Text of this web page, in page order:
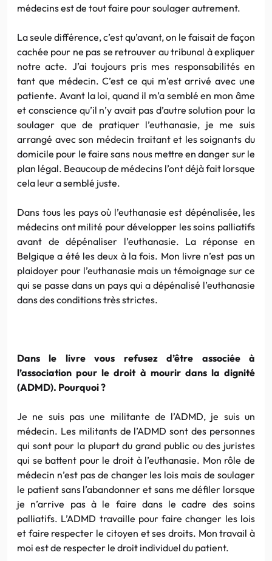
médecins est de tout faire pour soulager autrement.
La seule différence, c’est qu’avant, on le faisait de façon
cachée pour ne pas se retrouver au tribunal à expliquer
notre acte. J’ai toujours pris mes responsabilités en
tant que médecin. C’est ce qui m’est arrivé avec une
patiente. Avant la loi, quand il m’a semblé en mon âme
et conscience qu’il n’y avait pas d’autre solution pour la
soulager que de pratiquer l’euthanasie, je me suis
arrangé avec son médecin traitant et les soignants du
domicile pour le faire sans nous mettre en danger sur le
plan légal. Beaucoup de médecins l’ont déjà fait lorsque
cela leur a semblé juste.
Dans tous les pays où l’euthanasie est dépénalisée, les
médecins ont milité pour développer les soins palliatifs
avant de dépénaliser l’euthanasie. La réponse en
Belgique a été les deux à la fois. Mon livre n’est pas un
plaidoyer pour l’euthanasie mais un témoignage sur ce
qui se passe dans un pays qui a dépénalisé l’euthanasie
dans des conditions très strictes.
Dans le livre vous refusez d’être associée à
l’association pour le droit à mourir dans la dignité
(ADMD). Pourquoi ?
Je ne suis pas une militante de l’ADMD, je suis un
médecin. Les militants de l’ADMD sont des personnes
qui sont pour la plupart du grand public ou des juristes
qui se battent pour le droit à l’euthanasie. Mon rôle de
médecin n’est pas de changer les lois mais de soulager
le patient sans l’abandonner et sans me défiler lorsque
je n’arrive pas à le faire dans le cadre des soins
palliatifs. L’ADMD travaille pour faire changer les lois
et faire respecter le citoyen et ses droits. Mon travail à
moi est de respecter le droit individuel du patient.